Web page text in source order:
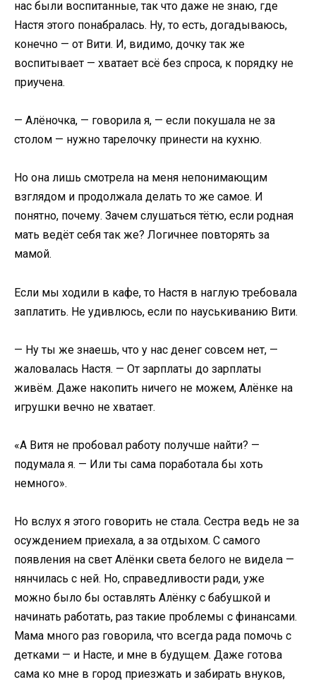
нас были воспитанные, так что даже не знаю, где
Настя этого понабралась. Ну, то есть, догадываюсь,
конечно — от Вити. И, видимо, дочку так же
воспитывает — хватает всё без спроса, к порядку не
приучена.
— Алёночка, — говорила я, — если покушала не за
столом — нужно тарелочку принести на кухню.
Но она лишь смотрела на меня непонимающим
взглядом и продолжала делать то же самое. И
понятно, почему. Зачем слушаться тётю, если родная
мать ведёт себя так же? Логичнее повторять за
мамой.
Если мы ходили в кафе, то Настя в наглую требовала
заплатить. Не удивлюсь, если по науськиванию Вити.
— Ну ты же знаешь, что у нас денег совсем нет, —
жаловалась Настя. — От зарплаты до зарплаты
живём. Даже накопить ничего не можем, Алёнке на
игрушки вечно не хватает.
«А Витя не пробовал работу получше найти? —
подумала я. — Или ты сама поработала бы хоть
немного».
Но вслух я этого говорить не стала. Сестра ведь не за
осуждением приехала, а за отдыхом. С самого
появления на свет Алёнки света белого не видела —
нянчилась с ней. Но, справедливости ради, уже
можно было бы оставлять Алёнку с бабушкой и
начинать работать, раз такие проблемы с финансами.
Мама много раз говорила, что всегда рада помочь с
детками — и Насте, и мне в будущем. Даже готова
сама ко мне в город приезжать и забирать внуков,